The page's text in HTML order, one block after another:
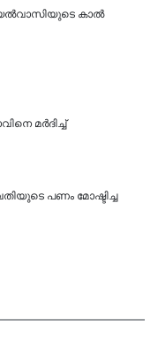
കാല്‍
മർദിച്ച്
പണം മോഷ്ടിച്ച